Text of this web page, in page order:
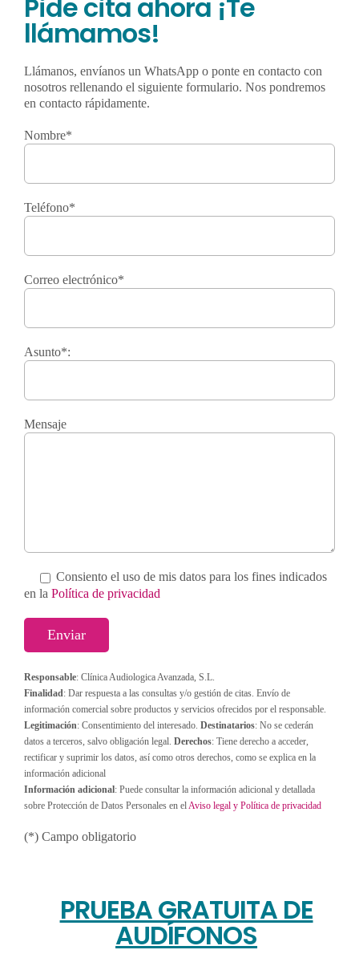
Pide cita ahora ¡Te
llámamos!
Llámanos, envíanos un WhatsApp o ponte en contacto con
nosotros rellenando el siguiente formulario. Nos pondremos
en contacto rápidamente.
Nombre*
Teléfono*
Correo electrónico*
Asunto*:
Mensaje
Consiento el uso de mis datos para los fines indicados
en la Política de privacidad
Responsable: Clínica Audiologica Avanzada, S.L.
Finalidad: Dar respuesta a las consultas y/o gestión de citas. Envío de
información comercial sobre productos y servicios ofrecidos por el responsable.
Legitimación: Consentimiento del interesado. Destinatarios: No se cederán
datos a terceros, salvo obligación legal. Derechos: Tiene derecho a acceder,
rectificar y suprimir los datos, así como otros derechos, como se explica en la
información adicional
Información adicional: Puede consultar la información adicional y detallada
sobre Protección de Datos Personales en elAviso legal y Política de privacidad
(*) Campo obligatorio
PRUEBA GRATUITA DE
AUDÍFONOS